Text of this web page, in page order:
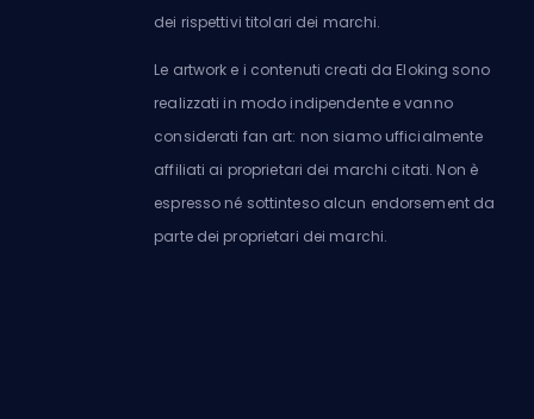
dei rispettivi titolari dei marchi.
Le artwork e i contenuti creati da Eloking sono
realizzati in modo indipendente e vanno
considerati fan art: non siamo ufficialmente
affiliati ai proprietari dei marchi citati. Non è
espresso né sottinteso alcun endorsement da
parte dei proprietari dei marchi.